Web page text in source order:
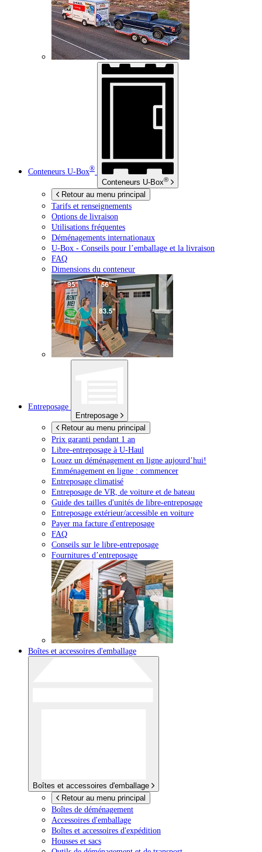
Conteneurs U-Box®
Conteneurs U-Box®
Retour au menu principal
Tarifs et renseignements
Options de livraison
Utilisations fréquentes
Déménagements internationaux
U-Box - Conseils pour l’emballage et la livraison
FAQ
Dimensions du conteneur
Entreposage
Entreposage
Retour au menu principal
Prix garanti pendant 1 an
Libre-entreposage à U-Haul
Louez un déménagement en ligne aujourd’hui!
Emménagement en ligne : commencer
Entreposage climatisé
Entreposage de VR, de voiture et de bateau
Guide des tailles d'unités de libre-entreposage
Entreposage extérieur/accessible en voiture
Payer ma facture d'entreposage
FAQ
Conseils sur le libre-entreposage
Fournitures d’entreposage
Boîtes et accessoires d'emballage
Boîtes et accessoires d'emballage
Retour au menu principal
Boîtes de déménagement
Accessoires d'emballage
Boîtes et accessoires d'expédition
Housses et sacs